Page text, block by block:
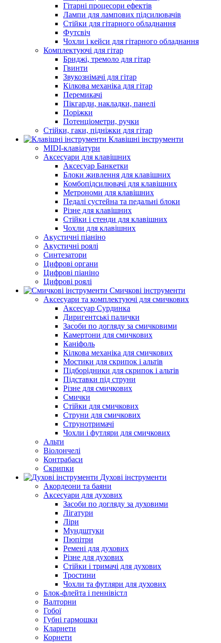
Гітарні процесори ефектів
Лампи для лампових підсилювачів
Стійки для гітарного обладнання
Футсвіч
Чохли і кейси для гітарного обладнання
Комплектуючі для гітар
Бриджі, тремоло для гітар
Гвинти
Звукознімачі для гітар
Кілкова механіка для гітар
Перемикачі
Пікгарди, накладки, панелі
Поріжки
Потенціометри, ручки
Стійки, гаки, підніжки для гітар
Клавішні інструменти
MIDI-клавіатури
Аксесуари для клавішних
Аксесуар Банкетки
Блоки живлення для клавішних
Комбопідсилювачі для клавішних
Метрономи для клавішних
Педалі сустейна та педальні блоки
Різне для клавішних
Стійки і стенди для клавішних
Чохли для клавішних
Акустичні піаніно
Акустичні роялі
Синтезатори
Цифрові органи
Цифрові піаніно
Цифрові роялі
Смичкові інструменти
Аксесуари та комплектуючі для смичкових
Аксесуар Сурдинка
Диригентські палички
Засоби по догляду за смичковими
Камертони для смичкових
Каніфоль
Кілкова механіка для смичкових
Мостики для скрипок і альтів
Підборiдники для скрипок і альтів
Підставки під струни
Різне для смичкових
Смички
Стійки для смичкових
Струни для смичкових
Струнотримачі
Чохли і футляри для смичкових
Альти
Віолончелі
Контрабаси
Скрипки
Духові інструменти
Акордеони та баяни
Аксесуари для духових
Засоби по догляду за духовими
Лігатури
Ліри
Мундштуки
Пюпітри
Ремені для духових
Різне для духових
Стійки і тримачі для духових
Тростини
Чохли та футляри для духових
Блок-флейта і пеннівістл
Валторни
Гобої
Губні гармошки
Кларнети
Корнети